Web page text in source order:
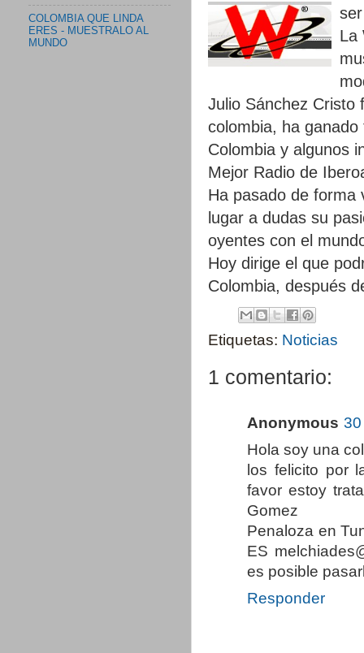
La
Julio Sánchez Cristo
colombia, ha
Colombia y algunos
Mejor Radio de
Ha pasado de forma
lugar a dudas su
oyentes con el
Hoy dirige el que
Colombia, después
Etiquetas: Noticias
1 comentario:
Anonymous
Hola soy una
los felicito por
favor estoy
Gomez
Penaloza en
ES
es posible
Responder
COLOMBIA QUE LINDA
ERES - MUESTRALO AL
MUNDO